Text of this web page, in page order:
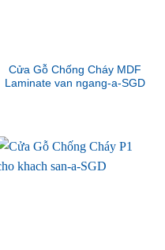
Cửa Gỗ Chống Cháy MDF
Laminate van ngang-a-SGD